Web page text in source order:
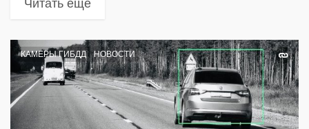
Читать еще
КАМЕРЫ ГИБДД НОВОСТИ